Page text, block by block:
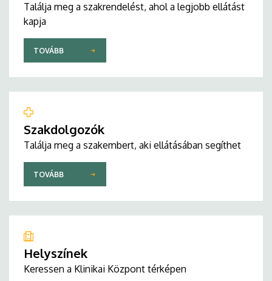
Találja meg a szakrendelést, ahol a legjobb ellátást
kapja
TOVÁBB
Szakdolgozók
Találja meg a szakembert, aki ellátásában segíthet
TOVÁBB
Helyszínek
Keressen a Klinikai Központ térképen